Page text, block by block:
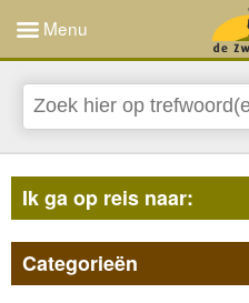
Menu
Ik ga op reis naar:
Categorieën